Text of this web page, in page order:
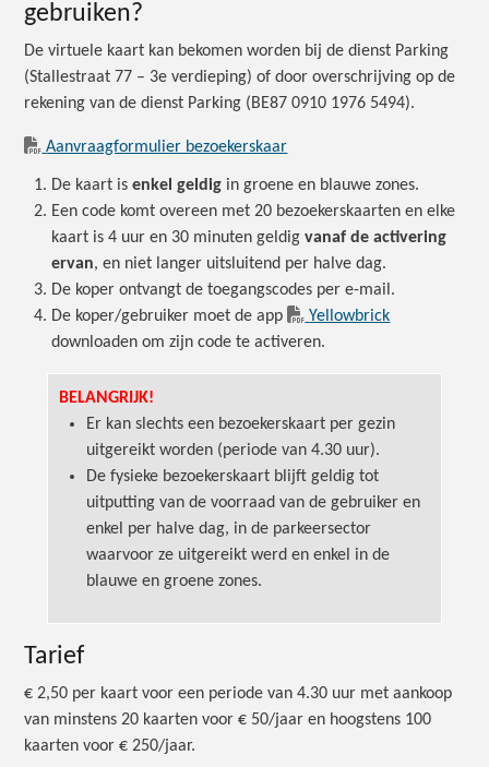
gebruiken?
De virtuele kaart kan bekomen worden bij de dienst Parking
(Stallestraat 77 – 3e verdieping) of door overschrijving op de
rekening van de dienst Parking (BE87 0910 1976 5494).
Aanvraagformulier bezoekerskaar
De kaart isenkel geldig in groene en blauwe zones.
Een code komt overeen met 20 bezoekerskaarten en elke
kaart is 4 uur en 30 minuten geldigvanaf de activering
ervan, en niet langer uitsluitend per halve dag.
De koper ontvangt de toegangscodes per e-mail.
De koper/gebruiker moet de app
Yellowbrick
downloaden om zijn code te activeren.
BELANGRIJK!
Er kan slechts een bezoekerskaart per gezin
uitgereikt worden (periode van 4.30 uur).
De fysieke bezoekerskaart blijft geldig tot
uitputting van de voorraad van de gebruiker en
enkel per halve dag, in de parkeersector
waarvoor ze uitgereikt werd en enkel in de
blauwe en groene zones.
Tarief
€ 2,50 per kaart voor een periode van 4.30 uur met aankoop
van minstens 20 kaarten voor € 50/jaar en hoogstens 100
kaarten voor € 250/jaar.